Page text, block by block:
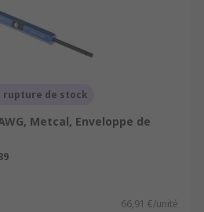
rupture de stock
Metcal, Enveloppe de
66,91 €/unité